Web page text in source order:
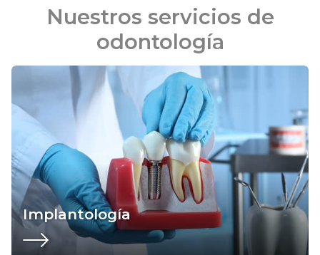
Nuestros servicios de
odontología
Implantología